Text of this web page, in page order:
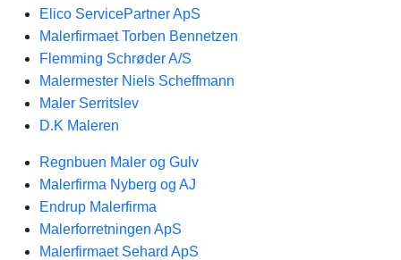
Elico ServicePartner ApS
Malerfirmaet Torben Bennetzen
Flemming Schrøder A/S
Malermester Niels Scheffmann
Maler Serritslev
D.K Maleren
Regnbuen Maler og Gulv
Malerfirma Nyberg og AJ
Endrup Malerfirma
Malerforretningen ApS
Malerfirmaet Sehard ApS